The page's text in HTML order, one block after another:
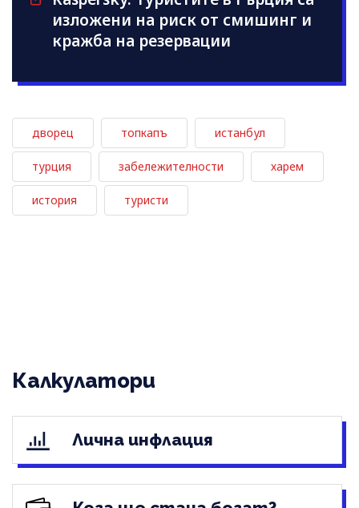
изложени на риск от смишинг и
кражба на резервации
дворец топкапъ истанбул
турция забележителности харем
история туристи
Калкулатори
Лична инфлация